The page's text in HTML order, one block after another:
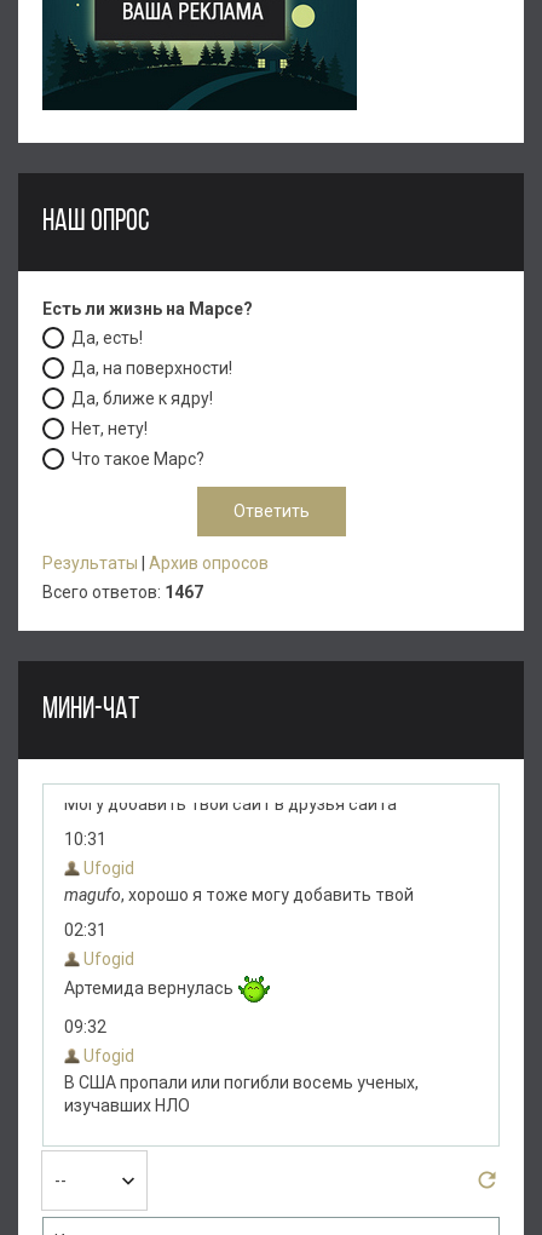
НАШ ОПРОС
Есть ли жизнь на Марсе?
Да, есть!
Да, на поверхности!
Да, ближе к ядру!
Нет, нету!
Что такое Марс?
Результаты
Архив опросов
Всего ответов: 1467
МИНИ-ЧАТ